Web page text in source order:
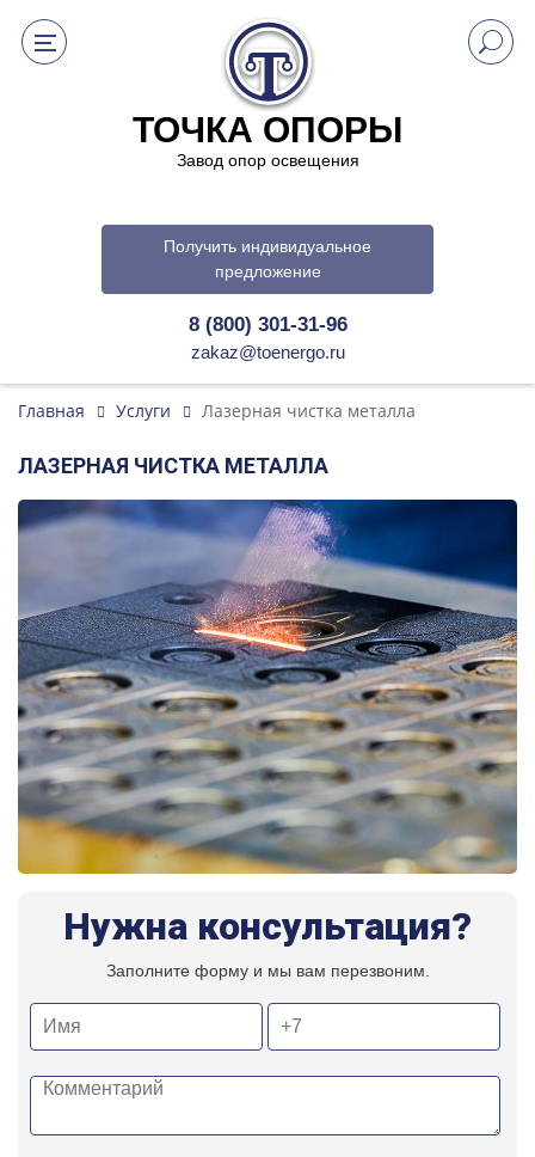
ТОЧКА ОПОРЫ
Завод опор освещения
Получить индивидуальное
предложение
8 (800) 301-31-96
zakaz@toenergo.ru
Главная Услуги Лазерная чистка металла
ЛАЗЕРНАЯ ЧИСТКА МЕТАЛЛА
Нужна консультация?
Заполните форму и мы вам перезвоним.